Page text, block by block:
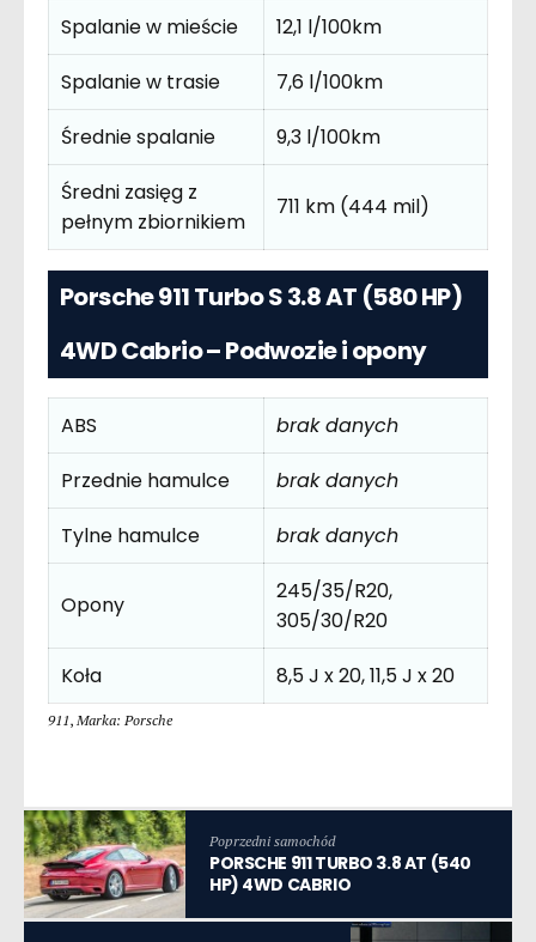
Spalanie w mieście
12,1 l/100km
Spalanie w trasie
7,6 l/100km
Średnie spalanie
9,3 l/100km
Średni zasięg z
pełnym zbiornikiem
711 km (444 mil)
Porsche 911 Turbo S 3.8 AT (580 HP)
4WD Cabrio – Podwozie i opony
ABS
brak danych
Przednie hamulce
brak danych
Tylne hamulce
brak danych
Opony
245/35/R20,
305/30/R20
Koła
8,5 J x 20, 11,5 J x 20
911, Marka: Porsche
Poprzedni samochód
PORSCHE 911 TURBO 3.8 AT (540
HP) 4WD CABRIO